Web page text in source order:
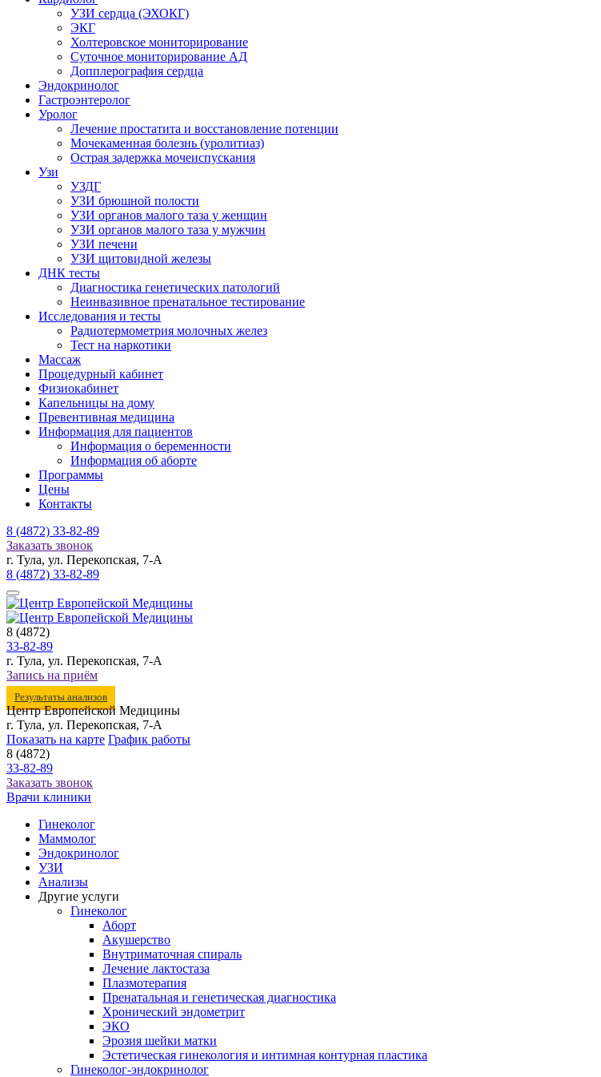
УЗИ сердца (ЭХОКГ)
ЭКГ
Холтеровское мониторирование
Суточное мониторирование АД
Допплерография сердца
Эндокринолог
Гастроэнтеролог
Уролог
Лечение простатита и восстановление потенции
Мочекаменная болезнь (уролитиаз)
Острая задержка мочеиспускания
Узи
УЗДГ
УЗИ брюшной полости
УЗИ органов малого таза у женщин
УЗИ органов малого таза у мужчин
УЗИ печени
УЗИ щитовидной железы
ДНК тесты
Диагностика генетических патологий
Неинвазивное пренатальное тестирование
Исследования и тесты
Радиотермометрия молочных желез
Тест на наркотики
Массаж
Процедурный кабинет
Физиокабинет
Капельницы на дому
Превентивная медицина
Информация для пациентов
Информация о беременности
Информация об аборте
Программы
Цены
Контакты
8 (4872) 33-82-89
Заказать звонок
г. Тула, ул. Перекопская, 7-А
8 (4872) 33-82-89
8 (4872)
33-82-89
г. Тула, ул. Перекопская, 7-А
Запись на приём
Результаты анализов
Центр Европейской Медицины
г. Тула, ул. Перекопская, 7-А
Показать на карте График работы
8 (4872)
33-82-89
Заказать звонок
Врачи клиники
Гинеколог
Маммолог
Эндокринолог
УЗИ
Анализы
Другие услуги
Гинеколог
Аборт
Акушерство
Внутриматочная спираль
Лечение лактостаза
Плазмотерапия
Пренатальная и генетическая диагностика
Хронический эндометрит
ЭКО
Эрозия шейки матки
Эстетическая гинекология и интимная контурная пластика
Гинеколог-эндокринолог